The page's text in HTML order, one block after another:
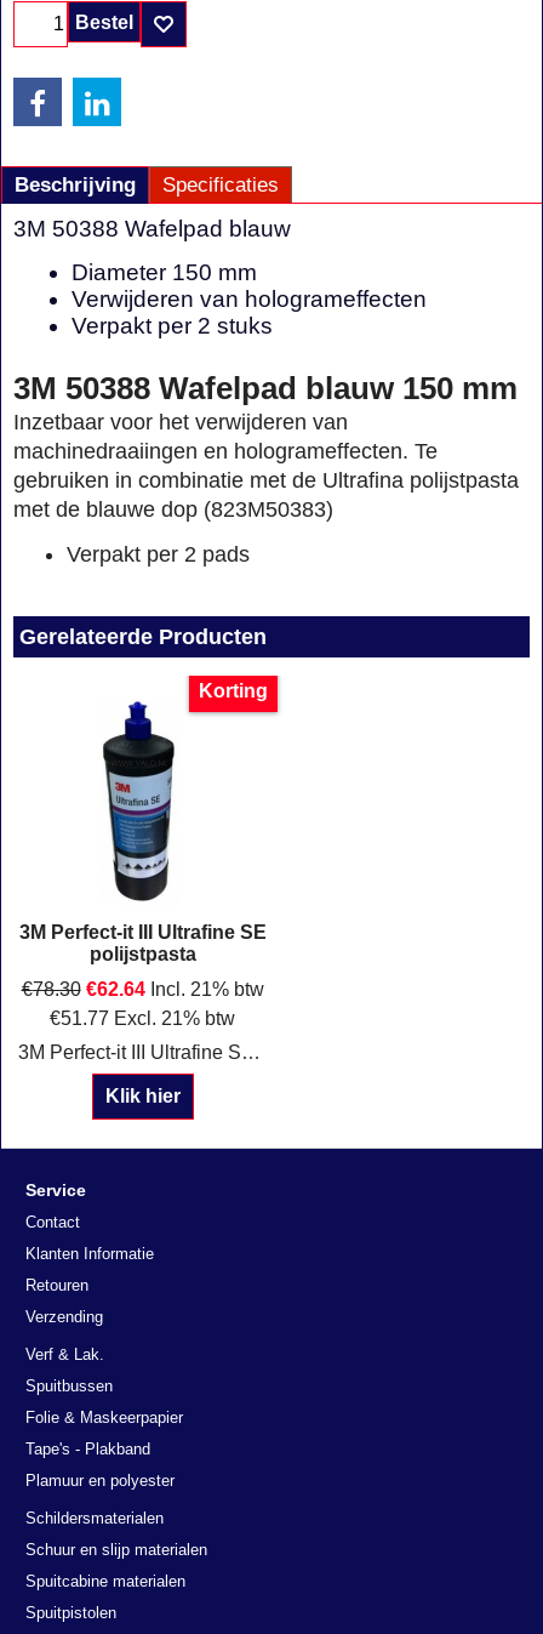
Bestel
Beschrijving Specificaties
3M 50388 Wafelpad blauw
Diameter 150 mm
Verwijderen van hologrameffecten
Verpakt per 2 stuks
3M 50388 Wafelpad blauw 150 mm
Inzetbaar voor het verwijderen van
machinedraaiingen en hologrameffecten. Te
gebruiken in combinatie met de Ultrafina polijstpasta
met de blauwe dop (823M50383)
Verpakt per 2 pads
Gerelateerde Producten
Korting
3M Perfect-it III Ultrafine SE
polijstpasta
€78.30 €62.64 Incl. 21% btw
€51.77 Excl. 21% btw
3M Perfect-it III Ultrafine SE polijstpasta Fles met donker blauwe dop Poetsmiddel voor het verwijderen van machinedraaiingen en hologrameffecten.
Klik hier
Service
Contact
Klanten Informatie
Retouren
Verzending
Verf & Lak.
Spuitbussen
Folie & Maskeerpapier
Tape's - Plakband
Plamuur en polyester
Schildersmaterialen
Schuur en slijp materialen
Spuitcabine materialen
Spuitpistolen